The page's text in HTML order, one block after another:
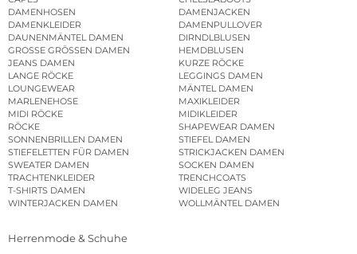
DAMENHOSEN
DAMENJACKEN
DAMENKLEIDER
DAMENPULLOVER
DAUNENMÄNTEL DAMEN
DIRNDLBLUSEN
GROSSE GRÖSSEN DAMEN
HEMDBLUSEN
JEANS DAMEN
KURZE RÖCKE
LANGE RÖCKE
LEGGINGS DAMEN
LOUNGEWEAR
MÄNTEL DAMEN
MARLENEHOSE
MAXIKLEIDER
MIDI RÖCKE
MIDIKLEIDER
RÖCKE
SHAPEWEAR DAMEN
SONNENBRILLEN DAMEN
STIEFEL DAMEN
STIEFELETTEN FÜR DAMEN
STRICKJACKEN DAMEN
SWEATER DAMEN
SOCKEN DAMEN
TRACHTENKLEIDER
TRENCHCOATS
T-SHIRTS DAMEN
WIDELEG JEANS
WINTERJACKEN DAMEN
WOLLMÄNTEL DAMEN
Herrenmode & Schuhe